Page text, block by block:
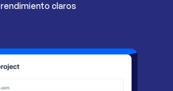
rendimiento claros